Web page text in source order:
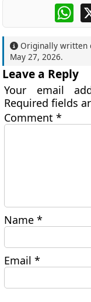
Originally written
May 27, 2026.
Leave a Reply
Your email
Required fields
Comment*
Name*
Email*